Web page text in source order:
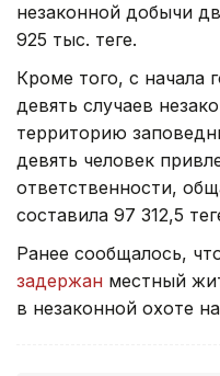
незаконной добычи
925 тыс. теңге.
Кроме того, с начала
девять случаев
территорию
девять человек
ответственности,
составила 97 312,5
Ранее сообщалось,
задержан местный
в незаконной охоте